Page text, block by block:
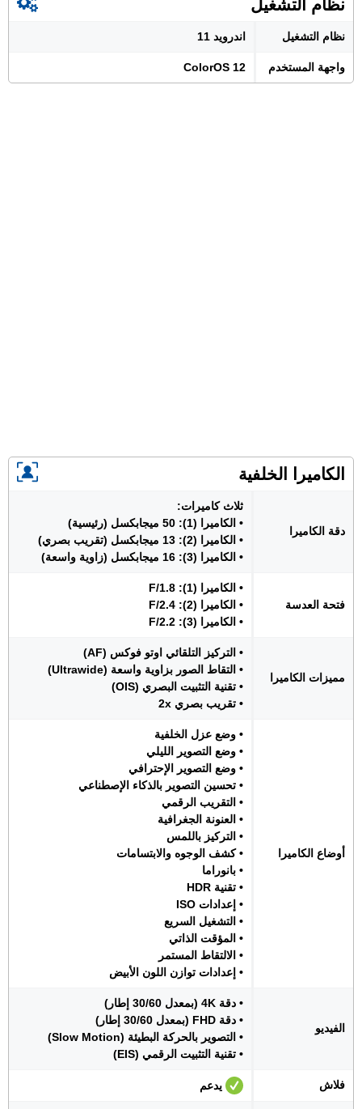
نظام التشغيل
نظام التشغيل اندرويد 11
واجهة المستخدم ColorOS 12
الكاميرا الخلفية
دقة الكاميرا
ثلاث كاميرات:
• الكاميرا (1): 50 ميجابكسل (رئيسية)
• الكاميرا (2): 13 ميجابكسل (تقريب بصري)
• الكاميرا (3): 16 ميجابكسل (زاوية واسعة)
فتحة العدسة
• الكاميرا (1): F/1.8
• الكاميرا (2): F/2.4
• الكاميرا (3): F/2.2
مميزات الكاميرا
• التركيز التلقائي اوتو فوكس (AF)
• التقاط الصور بزاوية واسعة (Ultrawide)
• تقنية التثبيت البصري (OIS)
• تقريب بصري 2x
أوضاع الكاميرا
• وضع عزل الخلفية
• وضع التصوير الليلي
• وضع التصوير الإحترافي
• تحسين التصوير بالذكاء الإصطناعي
• التقريب الرقمي
• العنونة الجغرافية
• التركيز باللمس
• كشف الوجوه والابتسامات
• بانوراما
• تقنية HDR
• إعدادات ISO
• التشغيل السريع
• المؤقت الذاتي
• الالتقاط المستمر
• إعدادات توازن اللون الأبيض
الفيديو
• دقة 4K (بمعدل 30/60 إطار)
• دقة FHD (بمعدل 30/60 إطار)
• التصوير بالحركة البطيئة (Slow Motion)
• تقنية التثبيت الرقمي (EIS)
فلاش يدعم